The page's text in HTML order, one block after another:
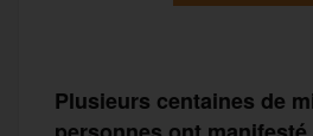
Plusieurs centaines de